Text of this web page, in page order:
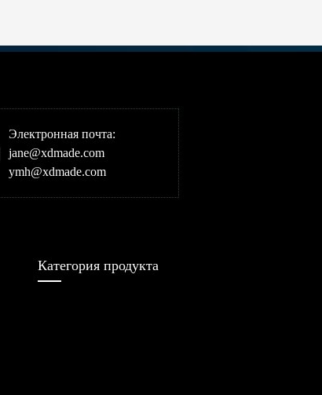
Электронная почта:
jane@xdmade.com
ymh@xdmade.com
Категория продукта